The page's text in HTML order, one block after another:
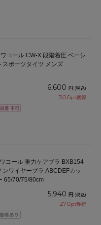
コール CW-X 段階着圧 ベーシ
スポーツタイツ メンズ
6,600 円 (税込)
300pt獲得
コール 重力ケアブラ BXB154
ンワイヤーブラ ABCDEFカッ
ー 65/70/75/80cm
5,940 円 (税込)
270pt獲得